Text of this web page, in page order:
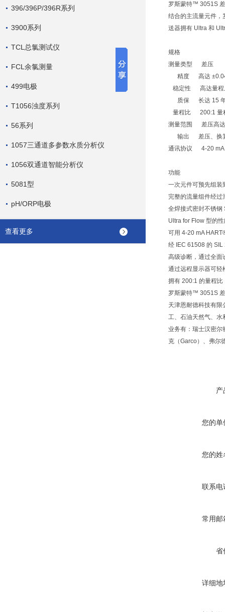
396/396P/396R系列
3900系列
TCL总氯测试仪
FCL余氯测量
499电极
T1056浊度系列
56系列
1057三通道多参数水质分析仪
1056双通道智能分析仪
5081型
pH/ORP电极
查看更多
罗斯蒙特™ 3051S
结合的主流量元件，
送器拥有 Ultra 和
规格
测量类型 差压
精度 高达
稳定性 高达量程
质保 长达 15 年
量程比 200:1 量
测量范围 差压高达
输出 差压、换
通讯协议 4-20 mA
功能
一次元件可预先组装
完整的流量组件经过
全焊接式密封不锈
Ultra for Flow 型的
可用 4-20 mA
经 IEC 61508 的 SIL
高级诊断，通过全面
通过远程显示器可轻
拥有 200:1 的量程
罗斯蒙特™ 3051S
天津恩耐德科技有
工、石油天然气、水
业务有：瑞士汉密尔
克（Garco）、弗尔
产
您的单
您的姓
联系电
常用邮
省
详细地